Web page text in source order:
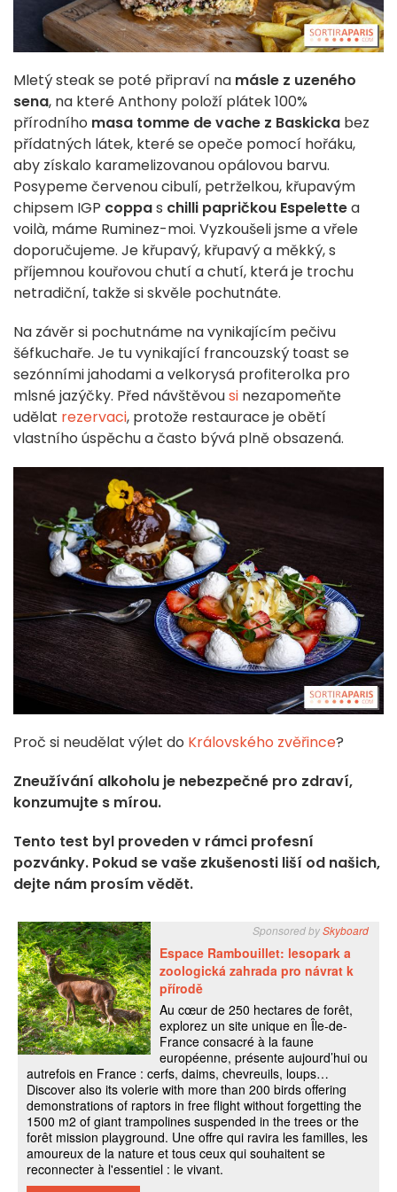
Mletý steak se poté připraví na másle z uzeného
sena, na které Anthony položí plátek 100%
přírodního masa tomme de vache z Baskicka bez
přídatných látek, které se opeče pomocí hořáku,
aby získalo karamelizovanou opálovou barvu.
Posypeme červenou cibulí, petrželkou, křupavým
chipsem IGP coppas chilli papričkou Espelettea
voilà, máme Ruminez-moi. Vyzkoušeli jsme a vřele
doporučujeme. Je křupavý, křupavý a měkký, s
příjemnou kouřovou chutí a chutí, která je trochu
netradiční, takže si skvěle pochutnáte.
Na závěr si pochutnáme na vynikajícím pečivu
šéfkuchaře. Je tu vynikající francouzský toast se
sezónními jahodami a velkorysá profiterolka pro
mlsné jazýčky. Před návštěvousi nezapomeňte
udělat rezervaci, protože restaurace je obětí
vlastního úspěchu a často bývá plně obsazená.
Proč si neudělat výlet do Královského zvěřince?
Zneužívání alkoholu je nebezpečné pro zdraví,
konzumujte s mírou.
Tento test byl proveden v rámci profesní
pozvánky. Pokud se vaše zkušenosti liší od našich,
dejte nám prosím vědět.